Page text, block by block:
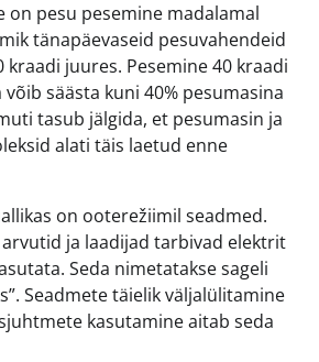
on pesu pesemine madalamal
tänapäevaseid pesuvahendeid
kraadi juures. Pesemine 40 kraadi
säästa kuni 40% pesumasina
tasub jälgida, et pesumasin ja
alati täis laetud enne
on ooterežiimil seadmed.
ja laadijad tarbivad elektrit
Seda nimetatakse sageli
Seadmete täielik väljalülitamine
kasutamine aitab seda